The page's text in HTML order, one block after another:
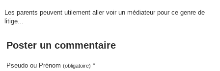
Les parents peuvent utilement aller voir un médiateur pour ce genre de
litige...
Poster un commentaire
Pseudo ou Prénom(obligatoire) *